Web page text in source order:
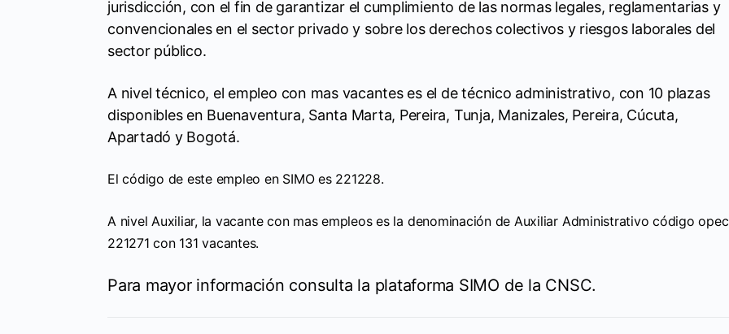
jurisdicción, con el fin de garantizar el cumplimiento de las normas legales, reglamentarias y
convencionales en el sector privado y sobre los derechos colectivos y riesgos laborales del
sector público.
A nivel técnico, el empleo con mas vacantes es el de técnico administrativo, con 10 plazas
disponibles en Buenaventura, Santa Marta, Pereira, Tunja, Manizales, Pereira, Cúcuta,
Apartadó y Bogotá.
El código de este empleo en SIMO es 221228.
A nivel Auxiliar, la vacante con mas empleos es la denominación de Auxiliar Administrativo código
221271 con 131 vacantes.
Para mayor información consulta la plataforma SIMO de la CNSC.